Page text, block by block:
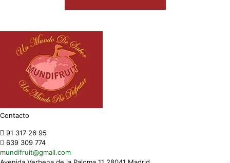
Contacto
91 317 26 95
639 309 774
mundifruit@gmail.com